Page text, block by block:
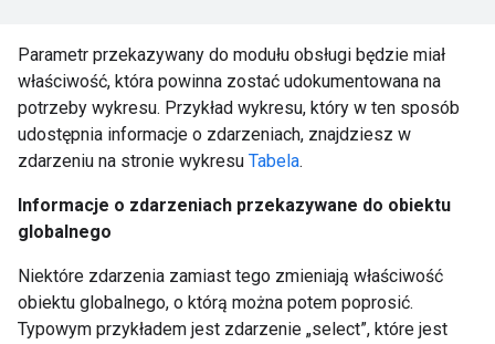
Parametr przekazywany do modułu obsługi będzie miał
właściwość, która powinna zostać udokumentowana na
potrzeby wykresu. Przykład wykresu, który w ten sposób
udostępnia informacje o zdarzeniach, znajdziesz w
zdarzeniu na stronie wykresu Tabela.
Informacje o zdarzeniach przekazywane do obiektu
globalnego
Niektóre zdarzenia zamiast tego zmieniają właściwość
obiektu globalnego, o którą można potem poprosić.
Typowym przykładem jest zdarzenie „select”, które jest